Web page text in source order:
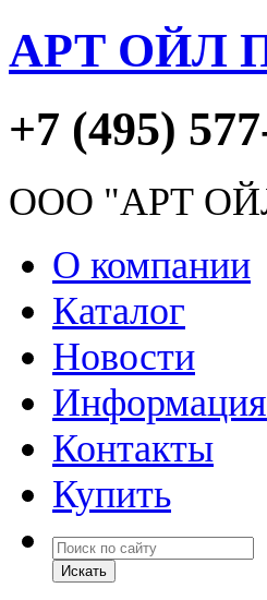
АРТ ОЙЛ
+7 (495)
ООО "АРТ
О компании
Каталог
Новости
Информация
Контакты
Купить